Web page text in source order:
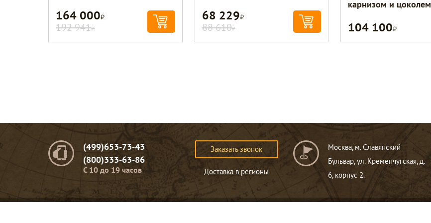
164 000Р
192 941Р
68 229Р
88 610Р
карнизом и цоколем
104 100Р
(499)653-73-43
(800)333-63-86
C 10 до 19 часов
Заказать звонок
Доставка в регионы
Москва, м. Славянский
Бульвар, ул. Кременчугская, д.
6, корпус 2.